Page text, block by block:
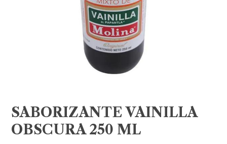
SABORIZANTE VAINILLA
OBSCURA 250 ML